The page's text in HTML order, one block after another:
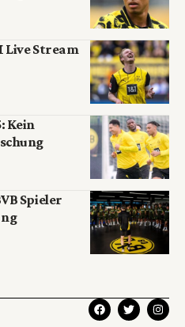
Live Stream
Kein
Spieler